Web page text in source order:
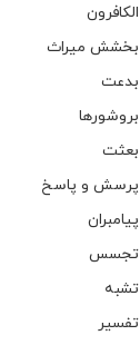
الکافرون
بخشش میراث
بدعت
بروشورها
بعثت
پرسش و پاسخ
پیامبران
تجسس
تشبه
تفسیر